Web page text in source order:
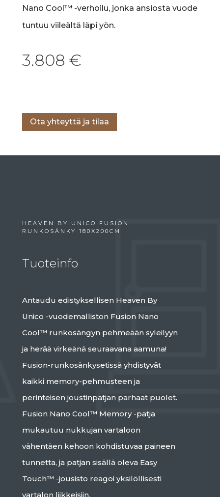
Nano Cool™ -verhoilu, jonka ansiosta vuode
tuntuu viileältä läpi yön.
3.808 €
Ota yhteyttä ja tilaa
HEAVEN BY UNICO FUSION
RUNKOSÄNKY 180X200CM
Tuoteinfo
Antaudu edistyksellisen Heaven By
Unico -vuodemalliston Fusion Nano
Cool™ runkosängyn pehmeään syleilyyn
ja herää virkeänä seuraavana aamuna!
Fusion-runkosänkysetissä yhdistyvät
kaikki memory-pehmusteen ja
perinteisen joustinpatjan parhaat puolet.
Fusion Nano Cool™ Memory -patja
mukautuu nukkujan vartaloon
vähentäen kehoon kohdistuvaa paineen
tunnetta, ja patjan sisällä oleva Easy
Touch™ -jousisto reagoi yksilöllisesti
vartalon liikkeisiin.